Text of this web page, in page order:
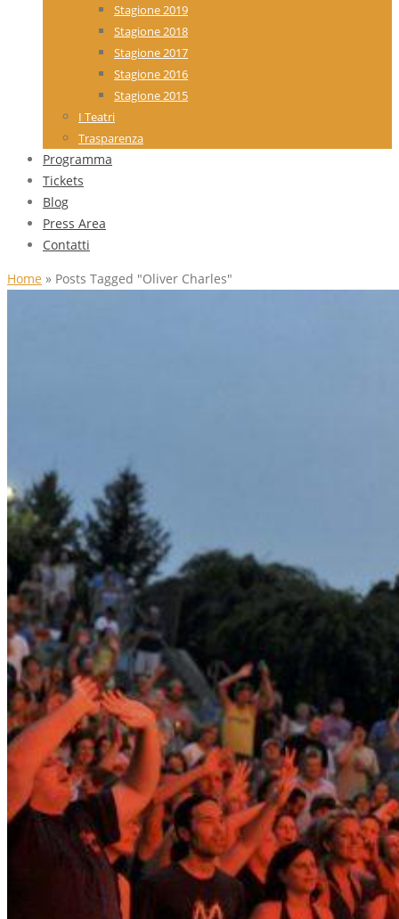
Stagione 2019
Stagione 2018
Stagione 2017
Stagione 2016
Stagione 2015
I Teatri
Trasparenza
Programma
Tickets
Blog
Press Area
Contatti
Home » Posts Tagged "Oliver Charles"